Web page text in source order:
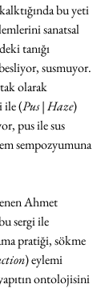
bu yeti
sanatsal
tanığı
susmuyor.
olarak
ile (Pus | Haze)
pus ile sus
sempozyumuna
Ahmet
sergi ile
pratiği, sökme
) eylemi
ontolojisini